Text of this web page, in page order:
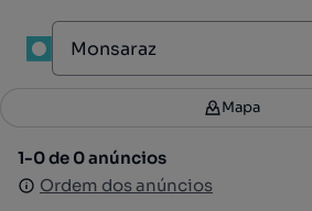
Filtros 3
1-0 de 0 anúncios
Ordem dos anúncios
Mapa
1-0 de 0 anúncios
Ordem dos anúncios